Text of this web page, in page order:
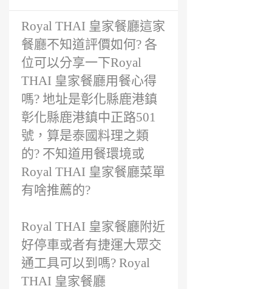
Royal THAI 皇家餐廳這家
餐廳不知道評價如何? 各
位可以分享一下Royal
THAI 皇家餐廳用餐心得
嗎? 地址是彰化縣鹿港鎮
彰化縣鹿港鎮中正路501
號，算是泰國料理之類
的? 不知道用餐環境或
Royal THAI 皇家餐廳菜單
有啥推薦的?
Royal THAI 皇家餐廳附近
好停車或者有捷運大眾交
通工具可以到嗎? Royal
THAI 皇家餐廳